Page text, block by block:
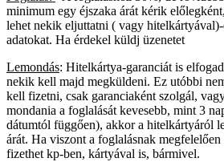
minimum egy éjszaka árát kérik
lehet nekik eljuttatni ( vagy
adatokat. Ha érdekel küldj üzenetet
Lemondás: Hitelkártya-garanciát is
nekik kell majd megküldeni. Ez utóbbi
kell fizetni, csak garanciaként szolgál,
mondania a foglalását kevesebb, mint 3
dátumtól függően), akkor a hitelkártyáról
árát. Ha viszont a foglalásnak
fizethet kp-ben, kártyával is, bármivel.